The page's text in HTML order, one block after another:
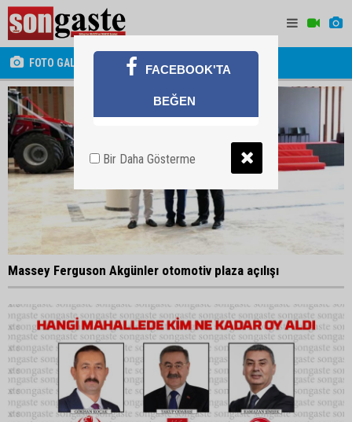
FOTO GALERİ
Massey Ferguson Akgünler otomotiv plaza açılışı
FACEBOOK'TA
BEĞEN
Bir Daha Gösterme